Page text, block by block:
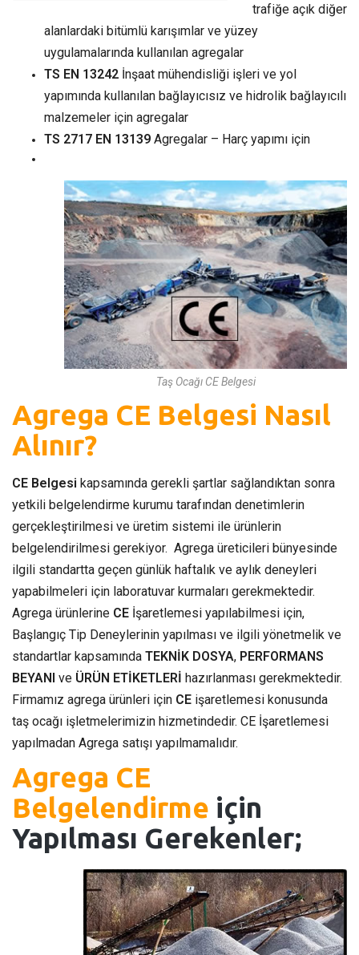
trafiğe açık diğer
alanlardaki bitümlü karışımlar ve yüzey
uygulamalarında kullanılan agregalar
TS EN 13242 İnşaat mühendisliği işleri ve yol
yapımında kullanılan bağlayıcısız ve hidrolik bağlayıcılı
malzemeler için agregalar
TS 2717 EN 13139 Agregalar – Harç yapımı için
Taş Ocağı CE Belgesi
Agrega CE Belgesi Nasıl
Alınır?
CE Belgesi kapsamında gerekli şartlar sağlandıktan sonra
yetkili belgelendirme kurumu tarafından denetimlerin
gerçekleştirilmesi ve üretim sistemi ile ürünlerin
belgelendirilmesi gerekiyor. Agrega üreticileri bünyesinde
ilgili standartta geçen günlük haftalık ve aylık deneyleri
yapabilmeleri için laboratuvar kurmaları gerekmektedir.
Agrega ürünlerine CE İşaretlemesi yapılabilmesi için,
Başlangıç Tip Deneylerinin yapılması ve ilgili yönetmelik ve
standartlar kapsamında TEKNİK DOSYA, PERFORMANS
BEYANI ve ÜRÜN ETİKETLERİ hazırlanması gerekmektedir.
Firmamız agrega ürünleri için CE işaretlemesi konusunda
taş ocağı işletmelerimizin hizmetindedir. CE İşaretlemesi
yapılmadan Agrega satışı yapılmamalıdır.
Agrega CE
Belgelendirme için
Yapılması Gerekenler;